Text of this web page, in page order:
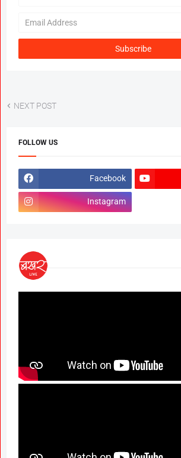
NEXT POST
FOLLOW US
Facebook
Instagram